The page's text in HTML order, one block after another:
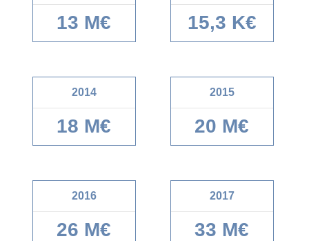
13 M€ 15,3 K€
2014
18 M€
2015
20 M€
2016
26 M€
2017
33 M€